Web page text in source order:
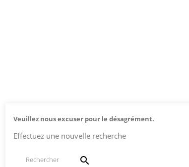
Veuillez nous excuser pour le désagrément.
Effectuez une nouvelle recherche
